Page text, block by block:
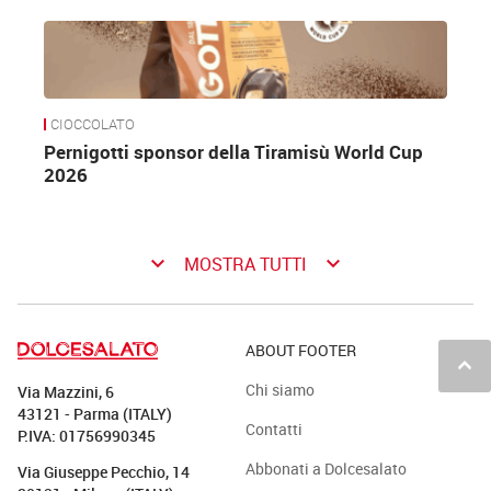
nuance della materia prima.
All’interno, le sorprese possono essere
personalizzate e il tutto viene confezionato in
packaging che devono lasciar vedere e
CIOCCOLATO
Pernigotti sponsor della Tiramisù World Cup
2026
keyboard_arrow_down MOSTRA TUTTI keyboard_arrow_down
keyboard_arrow_up
Via Mazzini, 6
43121 - Parma (ITALY)
P.IVA: 01756990345
Via Giuseppe Pecchio, 14
ABOUT FOOTER
Chi siamo
Contatti
Abbonati a Dolcesalato